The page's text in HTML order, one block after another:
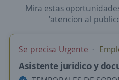
Mira estas
'atencion al
Se precisa Urgente
Asistente juridico y